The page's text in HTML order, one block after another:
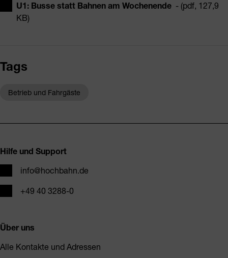
U1: Busse statt Bahnen am Wochenende - (pdf, 127,9
KB)
Tags
Betrieb und Fahrgäste
Hilfe und Support
E-Mailinfo@hochbahn.de
Telefon+49 40 3288-0
Über uns
Alle Kontakte und Adressen